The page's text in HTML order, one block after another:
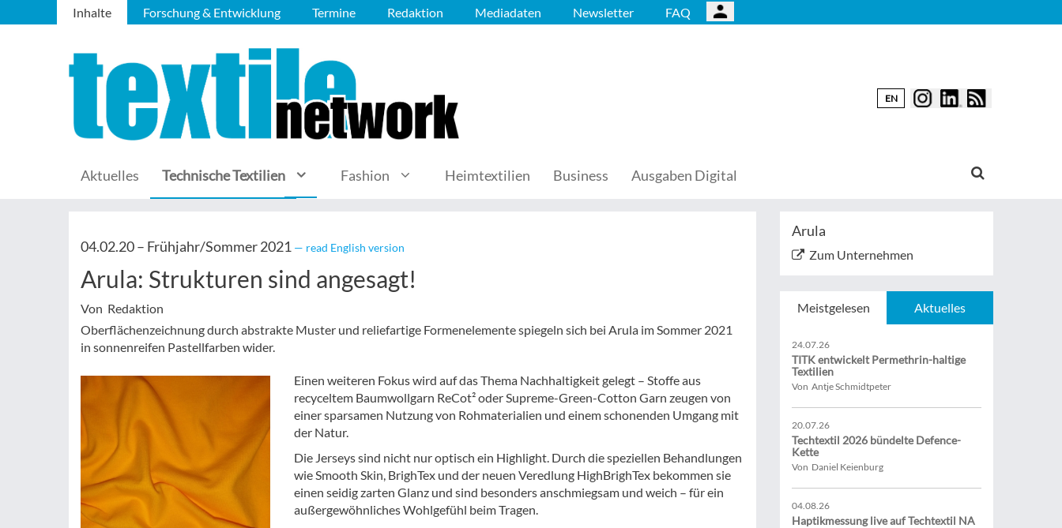
Inhalte Forschung & Entwicklung Termine Redaktion Mediadaten Newsletter FAQ
EN
Aktuelles Technische Textilien Fashion Heimtextilien Business Ausgaben Digital
04.02.20 – Frühjahr/Sommer 2021 — read English version
Arula: Strukturen sind angesagt!
Von Redaktion
Oberflächenzeichnung durch abstrakte Muster und reliefartige Formenelemente spiegeln sich bei Arula im Sommer 2021
in sonnenreifen Pastellfarben wider.
Einen weiteren Fokus wird auf das Thema Nachhaltigkeit gelegt – Stoffe aus
recyceltem Baumwollgarn ReCot² oder Supreme-Green-Cotton Garn zeugen von
einer sparsamen Nutzung von Rohmaterialien und einem schonenden Umgang mit
der Natur.
Die Jerseys sind nicht nur optisch ein Highlight. Durch die speziellen Behandlungen
wie Smooth Skin, BrighTex und der neuen Veredlung HighBrighTex bekommen sie
einen seidig zarten Glanz und sind besonders anschmiegsam und weich – für ein
außergewöhnliches Wohlgefühl beim Tragen.
Arula
Zum Unternehmen
Meistgelesen Aktuelles
24.07.26
TITK entwickelt Permethrin-haltige
Textilien
Von Antje Schmidtpeter
20.07.26
Techtextil 2026 bündelte Defence-
Kette
Von Daniel Keienburg
04.08.26
Haptikmessung live auf Techtextil NA